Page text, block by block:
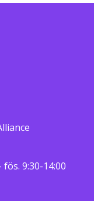
9:30-14:00